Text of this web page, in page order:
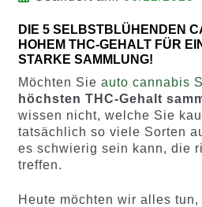
DIE 5 SELBSTBLÜHENDEN
HOHEM THC-GEHALT FÜR
STARKE SAMMLUNG!
Möchten Sie auto cannabis
höchsten THC-Gehalt
wissen nicht, welche Sie
tatsächlich so viele Sorten
es schwierig sein kann, die
treffen.
Heute möchten wir alles